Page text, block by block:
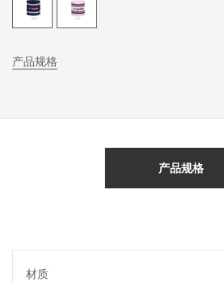
产品规格
产品规格
材质